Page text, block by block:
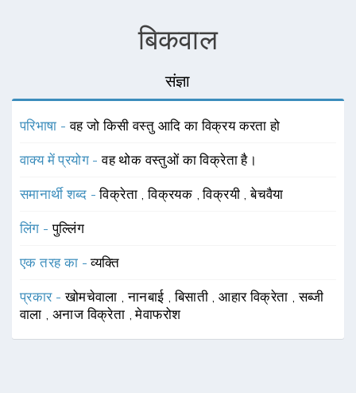
बिकवाल
संज्ञा
परिभाषा -वह जो किसी वस्तु आदि का विक्रय करता हो
वाक्य में प्रयोग -वह थोक वस्तुओं का विक्रेता है।
समानार्थी शब्द -विक्रेता ,विक्रयक ,विक्रयी ,बेचवैया
लिंग -पुल्लिंग
एक तरह का -व्यक्ति
प्रकार -खोमचेवाला ,नानबाई ,बिसाती ,आहार विक्रेता ,सब्जी
वाला ,अनाज विक्रेता ,मेवाफरोश